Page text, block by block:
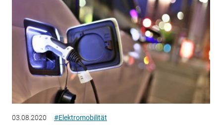
03.08.2020 #Elektromobilität